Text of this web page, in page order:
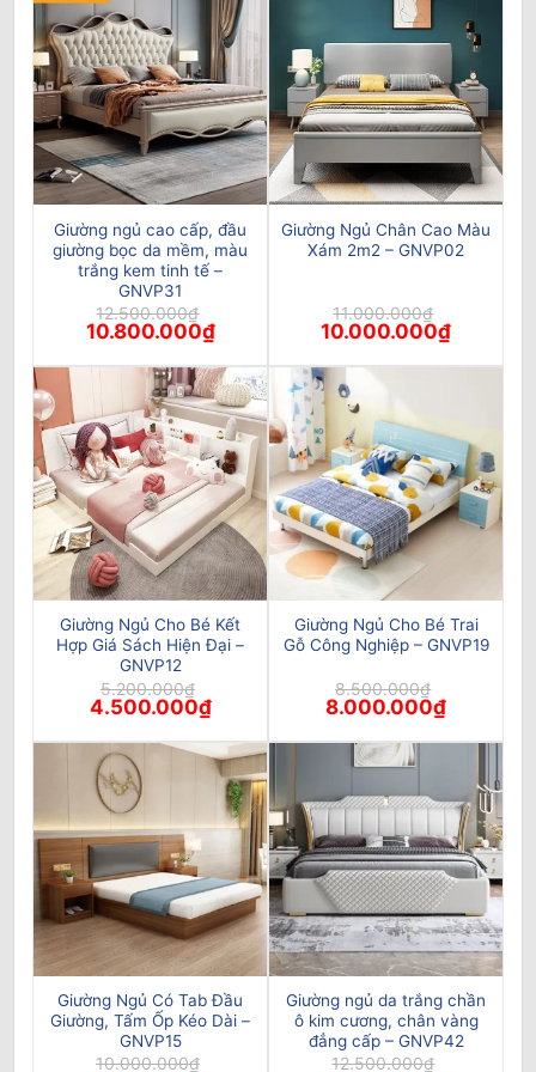
Giường ngủ cao cấp, đầu
giường bọc da mềm, màu
trắng kem tinh tế –
GNVP31
12.500.000₫
Giá
gốc
là:
12.500.000₫.
10.800.000₫Giá
hiện
tại
là:
10.800.000₫.
Giường Ngủ Chân Cao Màu
Xám 2m2 – GNVP02
11.000.000₫
Giá
gốc
là:
11.000.000₫.
10.000.000₫Giá
tại
Giường Ngủ Cho Bé Kết
Hợp Giá Sách Hiện Đại –
GNVP12
5.200.000₫
Giá
gốc
là:
5.200.000₫.
4.500.000₫Giá
hiện
tại
là:
4.500.000₫.
Giường Ngủ Cho Bé Trai
Gỗ Công Nghiệp – GNVP19
8.500.000₫
Giá
gốc
là:
8.500.000₫.
8.000.000₫Giá
tại
Giường Ngủ Có Tab Đầu
Giường, Tấm Ốp Kéo Dài –
GNVP15
10.000.000₫
Giường ngủ da trắng chần
ô kim cương, chân vàng
đẳng cấp – GNVP42
12.500.000₫